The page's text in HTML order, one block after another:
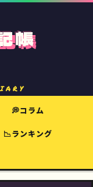
帳
💭コラム
📉ランキング